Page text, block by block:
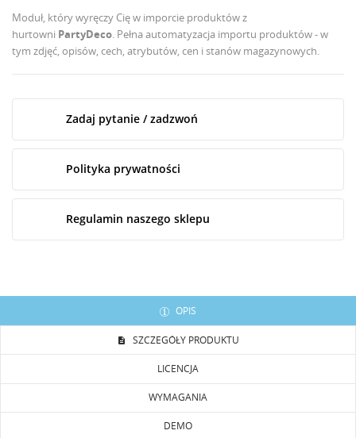
Moduł, który wyręczy Cię w imporcie produktów z
hurtowni PartyDeco. Pełna automatyzacja importu produktów - w
tym zdjęć, opisów, cech, atrybutów, cen i stanów magazynowych.
Zadaj pytanie / zadzwoń
Polityka prywatności
Regulamin naszego sklepu
OPIS
SZCZEGÓŁY PRODUKTU
LICENCJA
WYMAGANIA
DEMO